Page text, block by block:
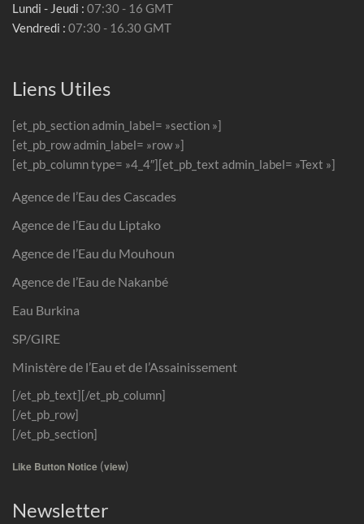
Lundi - Jeudi : 07:30 - 16 GMT
Vendredi : 07:30 - 16.30 GMT
Liens Utiles
[et_pb_section admin_label= »section »]
[et_pb_row admin_label= »row »]
[et_pb_column type= »4_4″][et_pb_text admin_label= »Text »]
Agence de l’Eau des Cascades
Agence de l’Eau du Liptako
Agence de l’Eau du Mouhoun
Agence de l’Eau de Nakanbé
Eau Burkina
SP/GIRE
Ministère de l’Eau et de l’Assainissement
[/et_pb_text][/et_pb_column]
[/et_pb_row]
[/et_pb_section]
Like Button Notice (view)
Newsletter